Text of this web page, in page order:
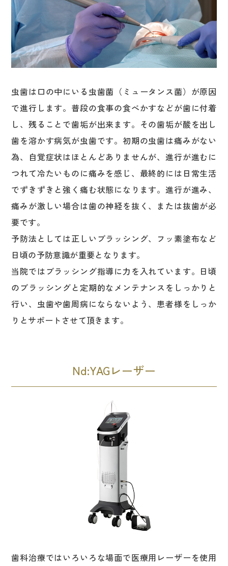
虫歯は口の中にいる虫歯菌（ミュータンス菌）が原因
で進行します。普段の食事の食べかすなどが歯に付着
し、残ることで歯垢が出来ます。その歯垢が酸を出し
歯を溶かす病気が虫歯です。初期の虫歯は痛みがない
為、自覚症状はほとんどありませんが、進行が進むに
つれて冷たいものに痛みを感じ、最終的には日常生活
でずきずきと強く痛む状態になります。進行が進み、
痛みが激しい場合は歯の神経を抜く、または抜歯が必
要です。
予防法としては正しいブラッシング、フッ素塗布など
日頃の予防意識が重要となります。
当院ではブラッシング指導に力を入れています。日頃
のブラッシングと定期的なメンテナンスをしっかりと
行い、虫歯や歯周病にならないよう、患者様をしっか
りとサポートさせて頂きます。
Nd:YAGレーザー
歯科治療ではいろいろな場面で医療用レーザーを使用